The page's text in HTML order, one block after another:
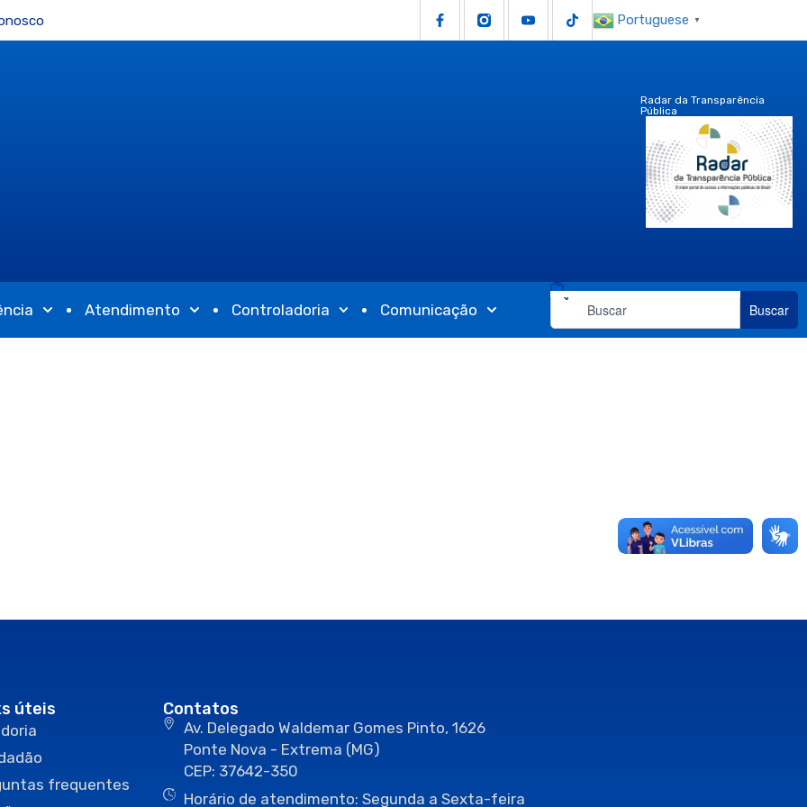
Portuguese ▼
Radar da Transparência
Pública
Atendimento Controladoria Comunicação Buscar
úteis
frequentes
Contatos
Av. Delegado Waldemar Gomes Pinto, 1626
Ponte Nova - Extrema (MG)
CEP: 37642-350
Horário de atendimento: Segunda a Sexta-feira